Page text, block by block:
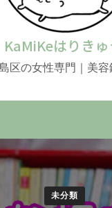
KaMiKeはりき
区の女性専門｜美
未分類